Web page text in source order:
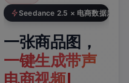
Seedance 2.5 × 电商数据库
一张商品图，
一键生成带声
电商视频